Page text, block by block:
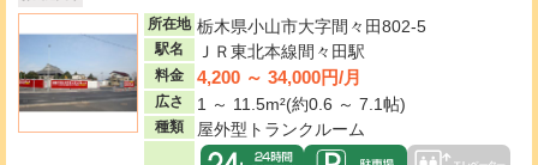
所在地 栃木県小山市大字間々田802-5
駅名 ＪＲ東北本線間々田駅
料金 4,200 ～ 34,000円/月
広さ 1 ～ 11.5m²(約0.6 ～ 7.1帖)
種類 屋外型トランクルーム